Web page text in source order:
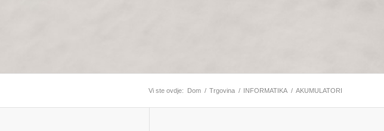
Vi ste ovdje: Dom / Trgovina / INFORMATIKA / AKUMULATORI